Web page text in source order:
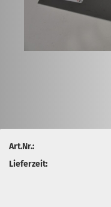
Art.Nr.:
Lieferzeit: